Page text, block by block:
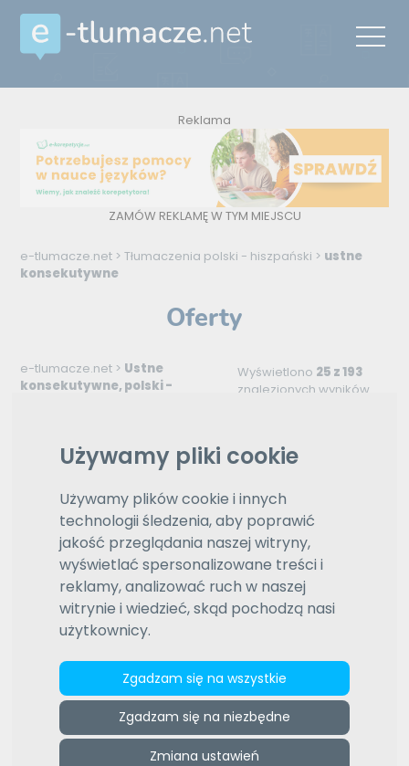
Używamy pliki cookie
Używamy plików cookie i innych
technologii śledzenia, aby poprawić
jakość przeglądania naszej witryny,
wyświetlać spersonalizowane treści i
reklamy, analizować ruch w naszej
witrynie i wiedzieć, skąd pochodzą nasi
użytkownicy.
Zgadzam się na wszystkie
Zgadzam się na niezbędne
Zmiana ustawień
Reklama
ZAMÓW REKLAMĘ W TYM MIEJSCU
e-tlumacze.net >Tłumaczenia polski - hiszpański > ustne
konsekutywne
Oferty
e-tlumacze.net > Ustne
konsekutywne, polski -
Wyświetlono 25 z 193
znalezionych wyników
Ustne konsekutywne
Tłumaczenie ustne konsekutywne to takie, które
następuje po tym, gdy mówca kończy przemówienie.
Tłumacz, najczęściej korzystając ze sporządzonych
przez siebie notatek, ma za zadanie odtworzyć
wypowiedź przedmówcy. Ten typ tłumaczenia stosuje
się, gdy mowa dotyczy tematów specjalistycznych, a
także na przykład w trakcie wycieczek.
Wybierz język
hiszpański
Wybierz język
Daty aktualizacji (od najnowszej)
Wybierz typ sortowania